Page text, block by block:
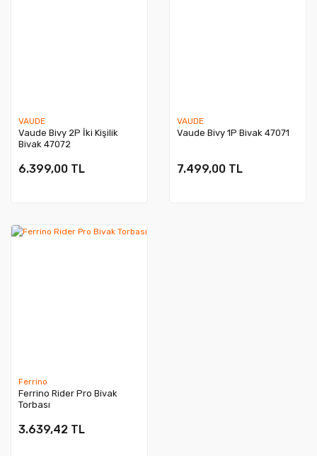
VAUDE
Vaude Bivy 2P İki Kişilik
Bivak 47072
6.399,00 TL
VAUDE
Vaude Bivy 1P Bivak 47071
7.499,00 TL
Ferrino
Ferrino Rider Pro Bivak
Torbası
3.639,42 TL